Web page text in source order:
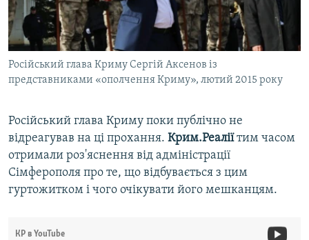
Російський глава Криму Сергій Аксенов із
представниками «ополчення Криму», лютий 2015 року
Російський глава Криму поки публічно не
відреагував на ці прохання. Крим.Реаліїтим часом
отримали роз'яснення від адміністрації
Сімферополя про те, що відбувається з цим
гуртожитком і чого очікувати його мешканцям.
КР в YouTube